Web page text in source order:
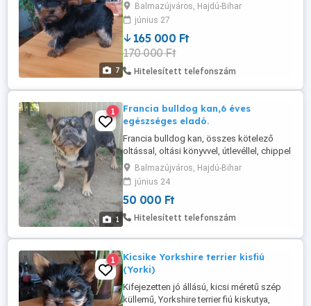
7
apa kis termetű. A kiskutyát, rövid láb,
rövid orr és dús szőrzet jellemzi. Nem
sérves, harapása jó! Törzskönyve nem
lesz a kutyusnak. A chipp beültetése, a
leendő gazdival leegyeztetve ...
Balmazújváros, Hajdú-Bihar
június 27
165 000 Ft
170 000 Ft
Hitelesített telefonszám
1
1
Francia bulldog kan,6 éves
egészséges eladó.
Francia bulldog kan, összes kötelező
oltással, oltási könyvvel, útlevéllel, chippel
eladó.Balmazújváros, Hajdú-Bihar
június 24
50 000 Ft
Hitelesített telefonszám
1
Kicsike Yorkshire terrier kisfiú
(Yorki)
Kifejezetten jó állású, kicsi méretű szép
küllemű, Yorkshire terrier fiú kiskutya,